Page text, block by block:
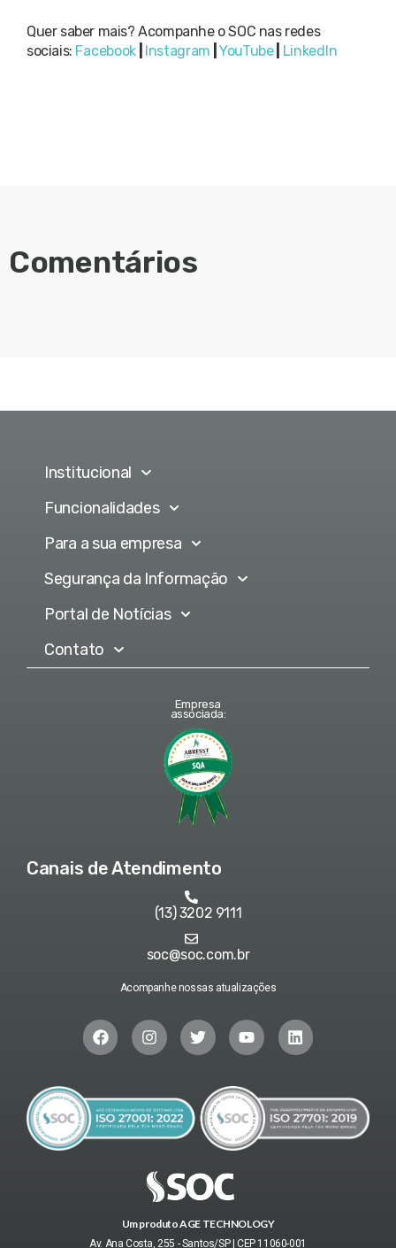
Quer saber mais? Acompanhe o SOC nas redes
sociais: Facebook Instagram YouTube| LinkedIn
Comentários
Institucional
Funcionalidades
Para a sua empresa
Segurança da Informação
Portal de Notícias
Contato
Empresa
associada:
Canais de Atendimento
(13) 3202 9111
soc@soc.com.br
Acompanhe nossas atualizações
Um produto AGE TECHNOLOGY
Av. Ana Costa, 255 - Santos/SP | CEP 11060-001